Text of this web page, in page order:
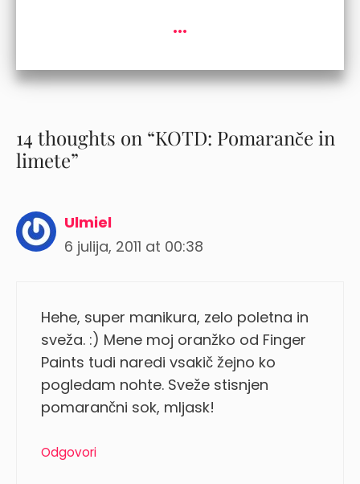
...
14 thoughts on “KOTD: Pomaranče in
limete”
Ulmiel
6 julija, 2011 at 00:38
Hehe, super manikura, zelo poletna in
sveža. :) Mene moj oranžko od Finger
Paints tudi naredi vsakič žejno ko
pogledam nohte. Sveže stisnjen
pomarančni sok, mljask!
Odgovori